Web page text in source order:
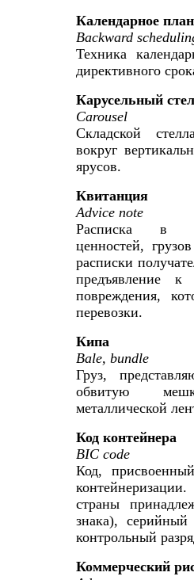
Календарное
Backward
Техника
директивного
Карусельный
Carousel
Складской
вокруг
ярусов.
Квитанция
Advice note
Расписка в
ценностей,
расписки
предъявление к
повреждения,
перевозки.
Кипа
Bale, bundle
Груз,
обвитую
металлической
Код контейнера
BIC code
Код,
страны
знака),
контрольный
Коммерческий